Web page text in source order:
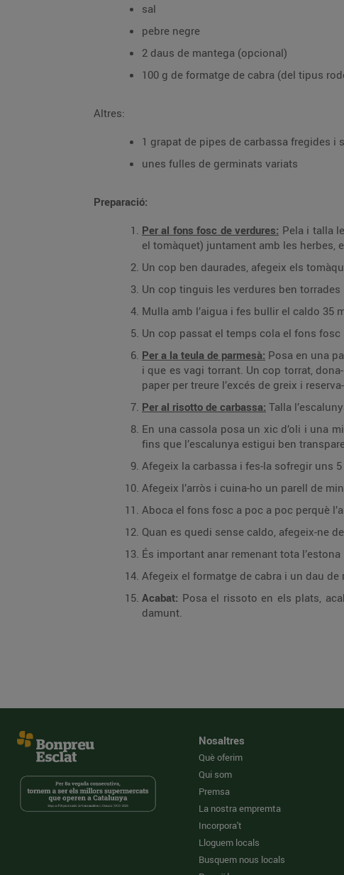
sal
pebre negre
2 daus de mantega (opcional)
100 g de formatge de cabra (del tipus
Altres:
1 grapat de pipes de carbassa fregides i
unes fulles de germinats variats
Preparació:
Per al fons fosc de verdures: Pela i talla
el tomàquet) juntament amb les herbes,
Un cop ben daurades, afegeix els
Un cop tinguis les verdures ben
Mulla amb l’aigua i fes bullir el caldo 35
Un cop passat el temps cola el fons fosc
Per a la teula de parmesà: Posa en una
i que es vagi torrant. Un cop torrat,
paper per treure l’excés de greix i
Per al risotto de carbassa: Talla
En una cassola posa un xic d’oli i una
fins que l’escalunya estigui ben
Afegeix la carbassa i fes-la sofregir uns
Afegeix l’arròs i cuina-ho un parell de
Aboca el fons fosc a poc a poc perquè
Quan es quedi sense caldo, afegeix-ne
És important anar remenant tota
Afegeix el formatge de cabra i un dau
Acabat: Posa el rissoto en els plats,
damunt.
Nosaltres
Què oferim
Qui som
Premsa
La nostra empremta
Incorpora't
Lloguem locals
Busquem nous locals